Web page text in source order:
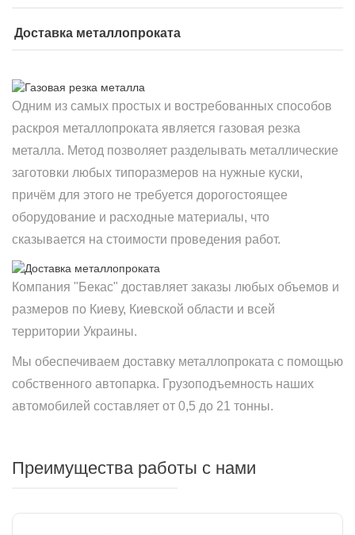
Доставка металлопроката
Одним из самых простых и востребованных способов
раскроя металлопроката является газовая резка
металла. Метод позволяет разделывать металлические
заготовки любых типоразмеров на нужные куски,
причём для этого не требуется дорогостоящее
оборудование и расходные материалы, что
сказывается на стоимости проведения работ.
Компания "Бекас" доставляет заказы любых объемов и
размеров по Киеву, Киевской области и всей
территории Украины.
Мы обеспечиваем доставку металлопроката с помощью
собственного автопарка. Грузоподъемность наших
автомобилей составляет от 0,5 до 21 тонны.
Преимущества работы с нами